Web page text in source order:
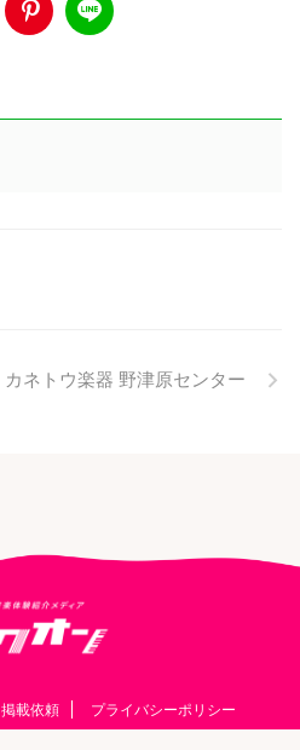
カネトウ楽器 野津原センター
掲載依頼 プライバシーポリシー